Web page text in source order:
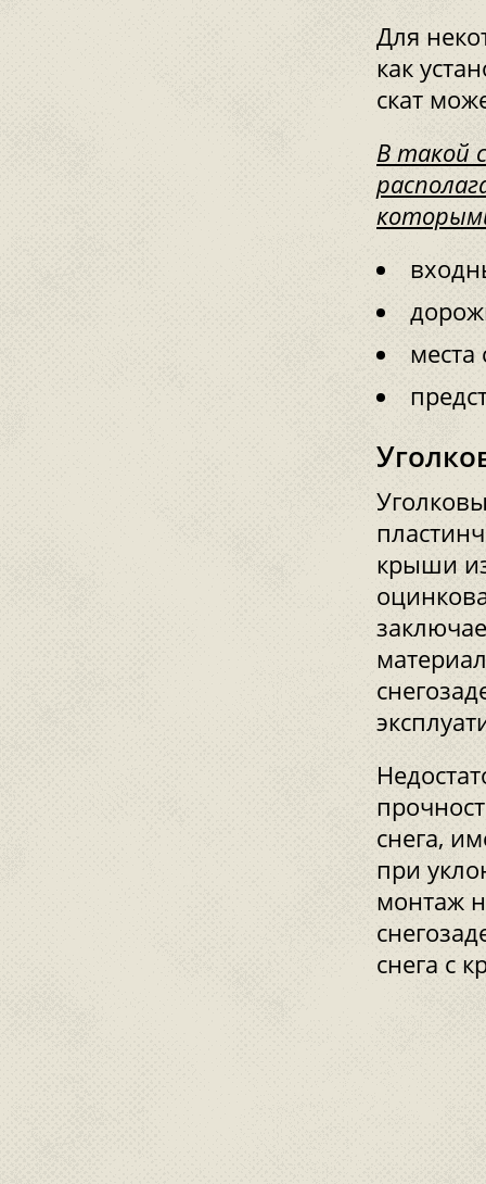
Для
как
скат
В такой
места
крыши
снега,
при
монтаж
снега с